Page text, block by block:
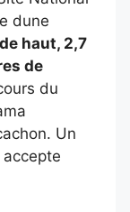
dune
haut, 2,7
de
du
Un